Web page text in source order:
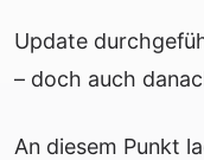
Update
– doch auch
An diesem Punkt